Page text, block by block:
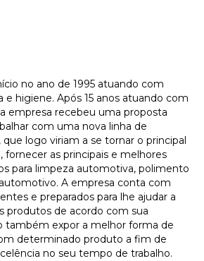
no ano de 1995 atuando com
higiene. Após 15 anos atuando com
empresa recebeu uma proposta
com uma nova linha de
logo viriam a se tornar o principal
fornecer as principais e melhores
para limpeza automotiva, polimento
A empresa conta com
e preparados para lhe ajudar a
produtos de acordo com sua
também expor a melhor forma de
determinado produto a fim de
no seu tempo de trabalho.